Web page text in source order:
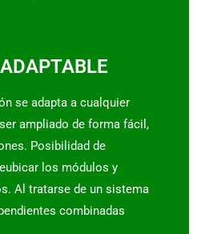
se adapta a cualquier
ampliado de forma fácil,
Posibilidad de
los módulos y
Al tratarse de un sistema
combinadas